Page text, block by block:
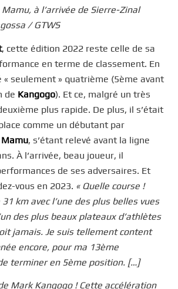
à l’arrivée de Sierre-Zinal
/ GTWS
, cette édition 2022 reste celle de sa
en terme de classement. En
seulement » quatrième (5ème avant
de Kangogo). Et ce, malgré un très
plus rapide. De plus, il s’était
comme un débutant par
, s’étant relevé avant la ligne
À l’arrivée, beau joueur, il
de ses adversaires. Et
vous en 2023. « Quelle course !
km avec l’une des plus belles vues
des plus beaux plateaux d’athlètes
jamais. Je suis tellement content
encore, pour ma 13ème
terminer en 5ème position. […]
Mark Kangogo ! Cette accélération